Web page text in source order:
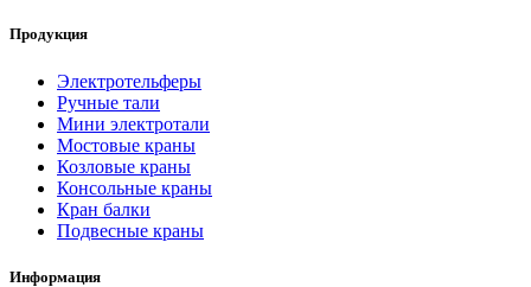
Продукция
Электротельферы
Ручные тали
Мини электротали
Мостовые краны
Козловые краны
Консольные краны
Кран балки
Подвесные краны
Информация